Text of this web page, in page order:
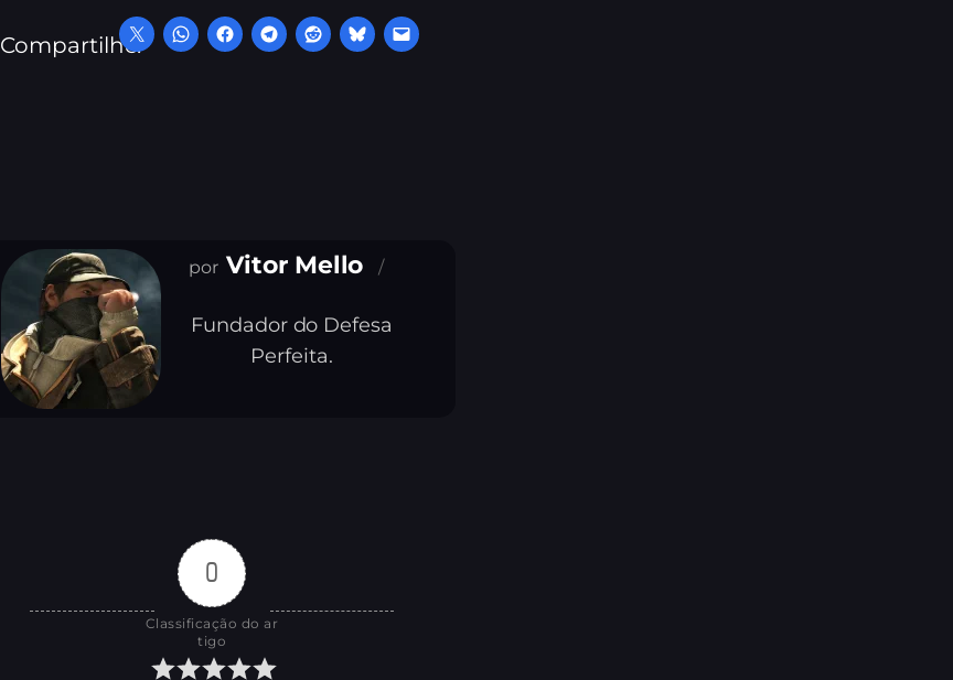
Compartilhe:
Vitor Mello
Fundador do Defesa
Perfeita.
0
Classificação do ar
tigo